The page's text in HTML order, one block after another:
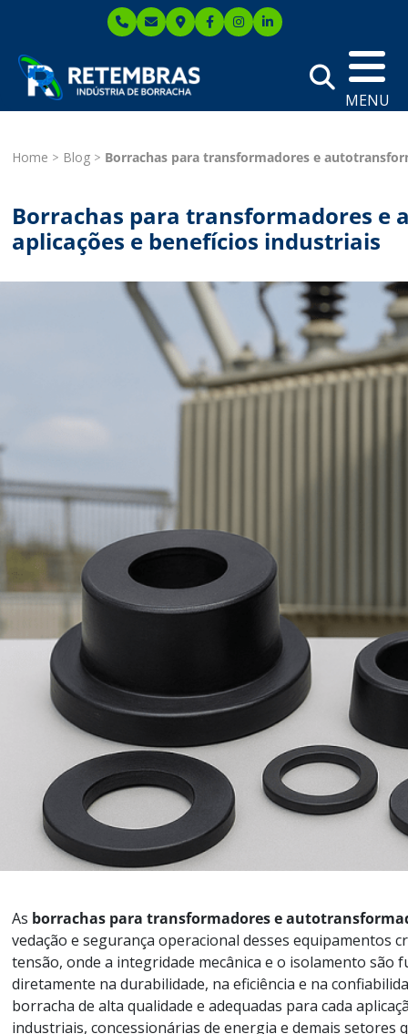
MENU
Home Blog Borrachas para transformadores e
Borrachas para transformadores e
aplicações e benefícios industriais
As borrachas para transformadores e
vedação e segurança operacional desses equipamentos
tensão, onde a integridade mecânica e o isolamento são
diretamente na durabilidade, na eficiência e na
borracha de alta qualidade e adequadas para cada
industriais, concessionárias de energia e demais setores